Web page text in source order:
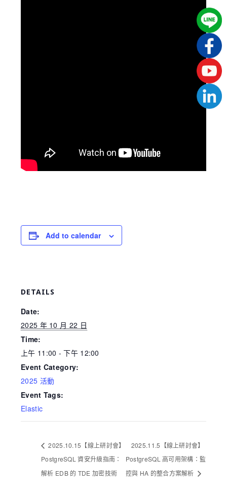
Add to calendar
DETAILS
Date:
2025 年 10 月 22 日
Time:
上午 11:00 - 下午 12:00
Event Category:
2025 活動
Event Tags:
Elastic
2025.10.15【線上研討會】
PostgreSQL 資安升級指南：
解析 EDB 的 TDE 加密技術
2025.11.5【線上研討會】
PostgreSQL 高可用架構：監
控與 HA 的整合方案解析